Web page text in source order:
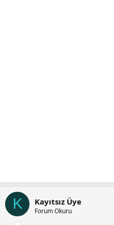
K Kayıtsız Üye
Forum Okuru